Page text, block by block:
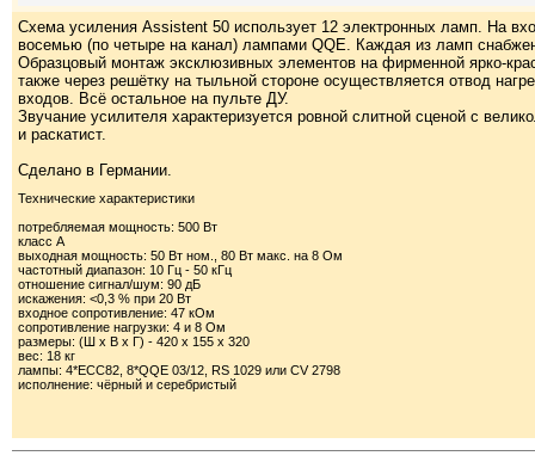
Схема усиления Assistent 50 использует 12 электронных ламп. На
восемью (по четыре на канал) лампами QQE. Каждая из ламп
Образцовый монтаж эксклюзивных элементов на фирменной ярко-
также через решётку на тыльной стороне осуществляется отвод
входов. Всё остальное на пульте ДУ.
Звучание усилителя характеризуется ровной слитной сценой с
и раскатист.
Сделано в Германии.
Технические характеристики
потребляемая мощность: 500 Вт
класс А
выходная мощность: 50 Вт ном., 80 Вт макс. на 8 Ом
частотный диапазон: 10 Гц - 50 кГц
отношение сигнал/шум: 90 дБ
искажения: <0,3 % при 20 Вт
входное сопротивление: 47 кОм
сопротивление нагрузки: 4 и 8 Ом
размеры: (Ш x В x Г) - 420 x 155 x 320
вес: 18 кг
лампы: 4*ECC82, 8*QQE 03/12, RS 1029 или CV 2798
исполнение: чёрный и серебристый